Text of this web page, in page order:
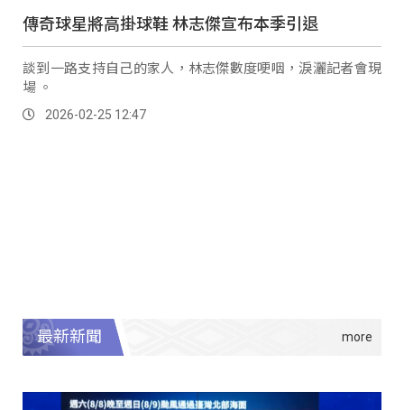
傳奇球星將高掛球鞋 林志傑宣布本季引退
談到一路支持自己的家人，林志傑數度哽咽，淚灑記者會現
場 。
2026-02-25 12:47
最新新聞